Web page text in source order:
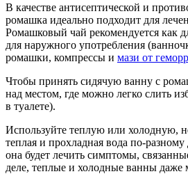
В качестве антисептической и
ромашка идеально подходит для
Ромашковый чай рекомендуется как
для наружного употребления
ромашки, компрессы и мази от
Чтобы принять сидячую ванну с
над местом, где можно легко слить
в туалете).
Используйте теплую или холодную,
теплая и прохладная вода по-разному
она будет лечить симптомы,
деле, теплые и холодные ванны даже